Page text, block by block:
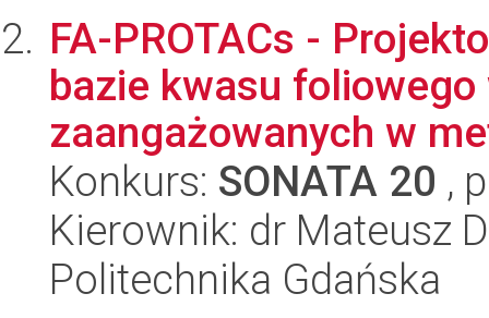
FA-PROTACs -
bazie kwasu
zaangażowanych w
Konkurs: SONATA 20 ,
Kierownik: dr Mateusz
Politechnika Gdańska